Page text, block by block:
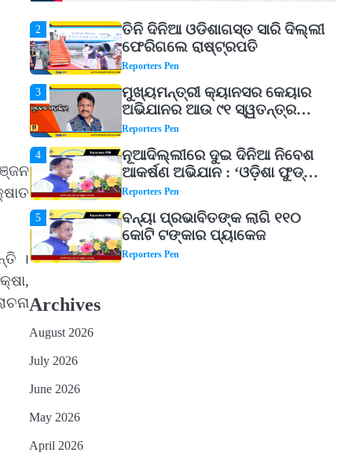
।
Reporters Pen
2
ତିନି ଦିନିଆ ଓଡିଶାଗସ୍ତ ସାରି ଦିଲ୍ଲୀ
ଫେରିଗଲେ ରାଷ୍ଟ୍ରପତି
Reporters Pen
3
ମୁଖ୍ୟମନ୍ତ୍ରୀ କ୍ୟାନସର କେୟାର
ଅଭିଯାନର ଆଉ ୯୧ ସ୍ୱତନ୍ତ୍ର
ପ୍ୟାକେଜ ସାମିଲ
Reporters Pen
4
ନୂଆଦିଲ୍ଲୀରେ ଦୁଇ ଦିନିଆ ନିବେଶ
ଆକର୍ଷଣ ଅଭିଯାନ : ‘ଓଡ଼ିଶା ଫୁଡ୍
ପ୍ରୋ-୨୦୨୬’ରେ ଖାଦ୍ୟ
ପ୍ରକ୍ରିୟାକରଣ କ୍ଷେତ୍ରକୁ ମିଳିବ
ଗୁରୁତ୍ୱ
Reporters Pen
5
ବନ୍ୟା ପ୍ରଭାବିତଙ୍କ ଲାଗି ୧୧୦
କୋଟି ଟଙ୍କାର ପ୍ୟାକେଜ
Reporters Pen
Archives
August 2026
July 2026
June 2026
May 2026
April 2026